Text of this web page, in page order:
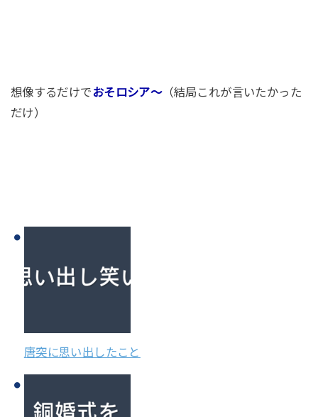
想像するだけでおそロシア～（結局これが言いたかった
だけ）
唐突に思い出したこと